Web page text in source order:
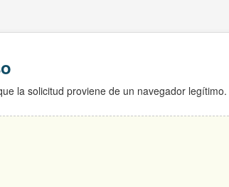
la solicitud proviene de un navegador legítimo.